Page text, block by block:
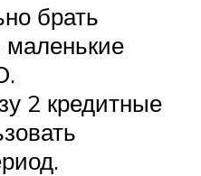
брать
2 кредитные